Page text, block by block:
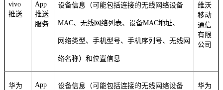
vivo
推送
App
推送
服务
设备信息（可能包括连接的无线网络设备
MAC、无线网络列表、设备MAC地址、
网络类型、手机型号、手机序列号、无线网
络名称）和位置信息
维沃
移动
通信
有限
公司
华为
App
设备信息（可能包括连接的无线网络设备
华为